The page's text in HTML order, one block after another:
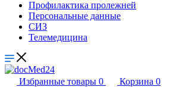
Профилактика пролежней
Персональные данные
СИЗ
Телемедицина
Избранные товары 0 Корзина 0